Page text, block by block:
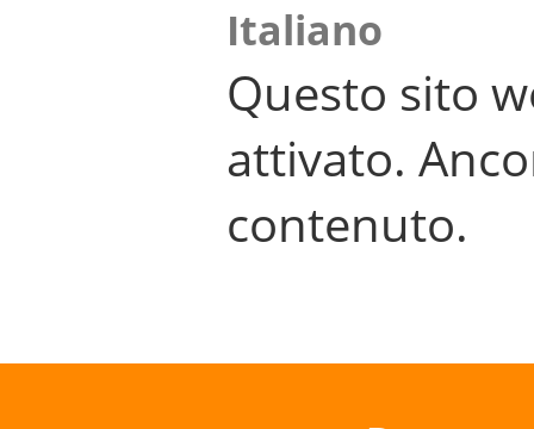
Italiano
Questo sito
attivato.
contenuto.